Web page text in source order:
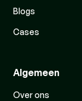
Blogs
Cases
Algemeen
Over ons